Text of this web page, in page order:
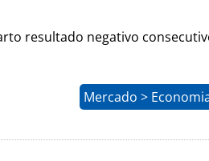
resultado negativo
Mercado >